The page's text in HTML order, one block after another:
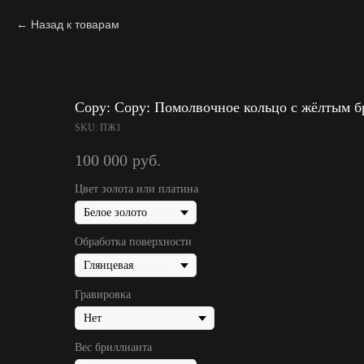
Назад к товарам
Copy: Copy: Помолвочное кольцо с жёлтым
SKU: ПЖ1
100 000 руб.
Цвет золота или платина
Обработка поверхности
Гравировка
Вес бриллианта